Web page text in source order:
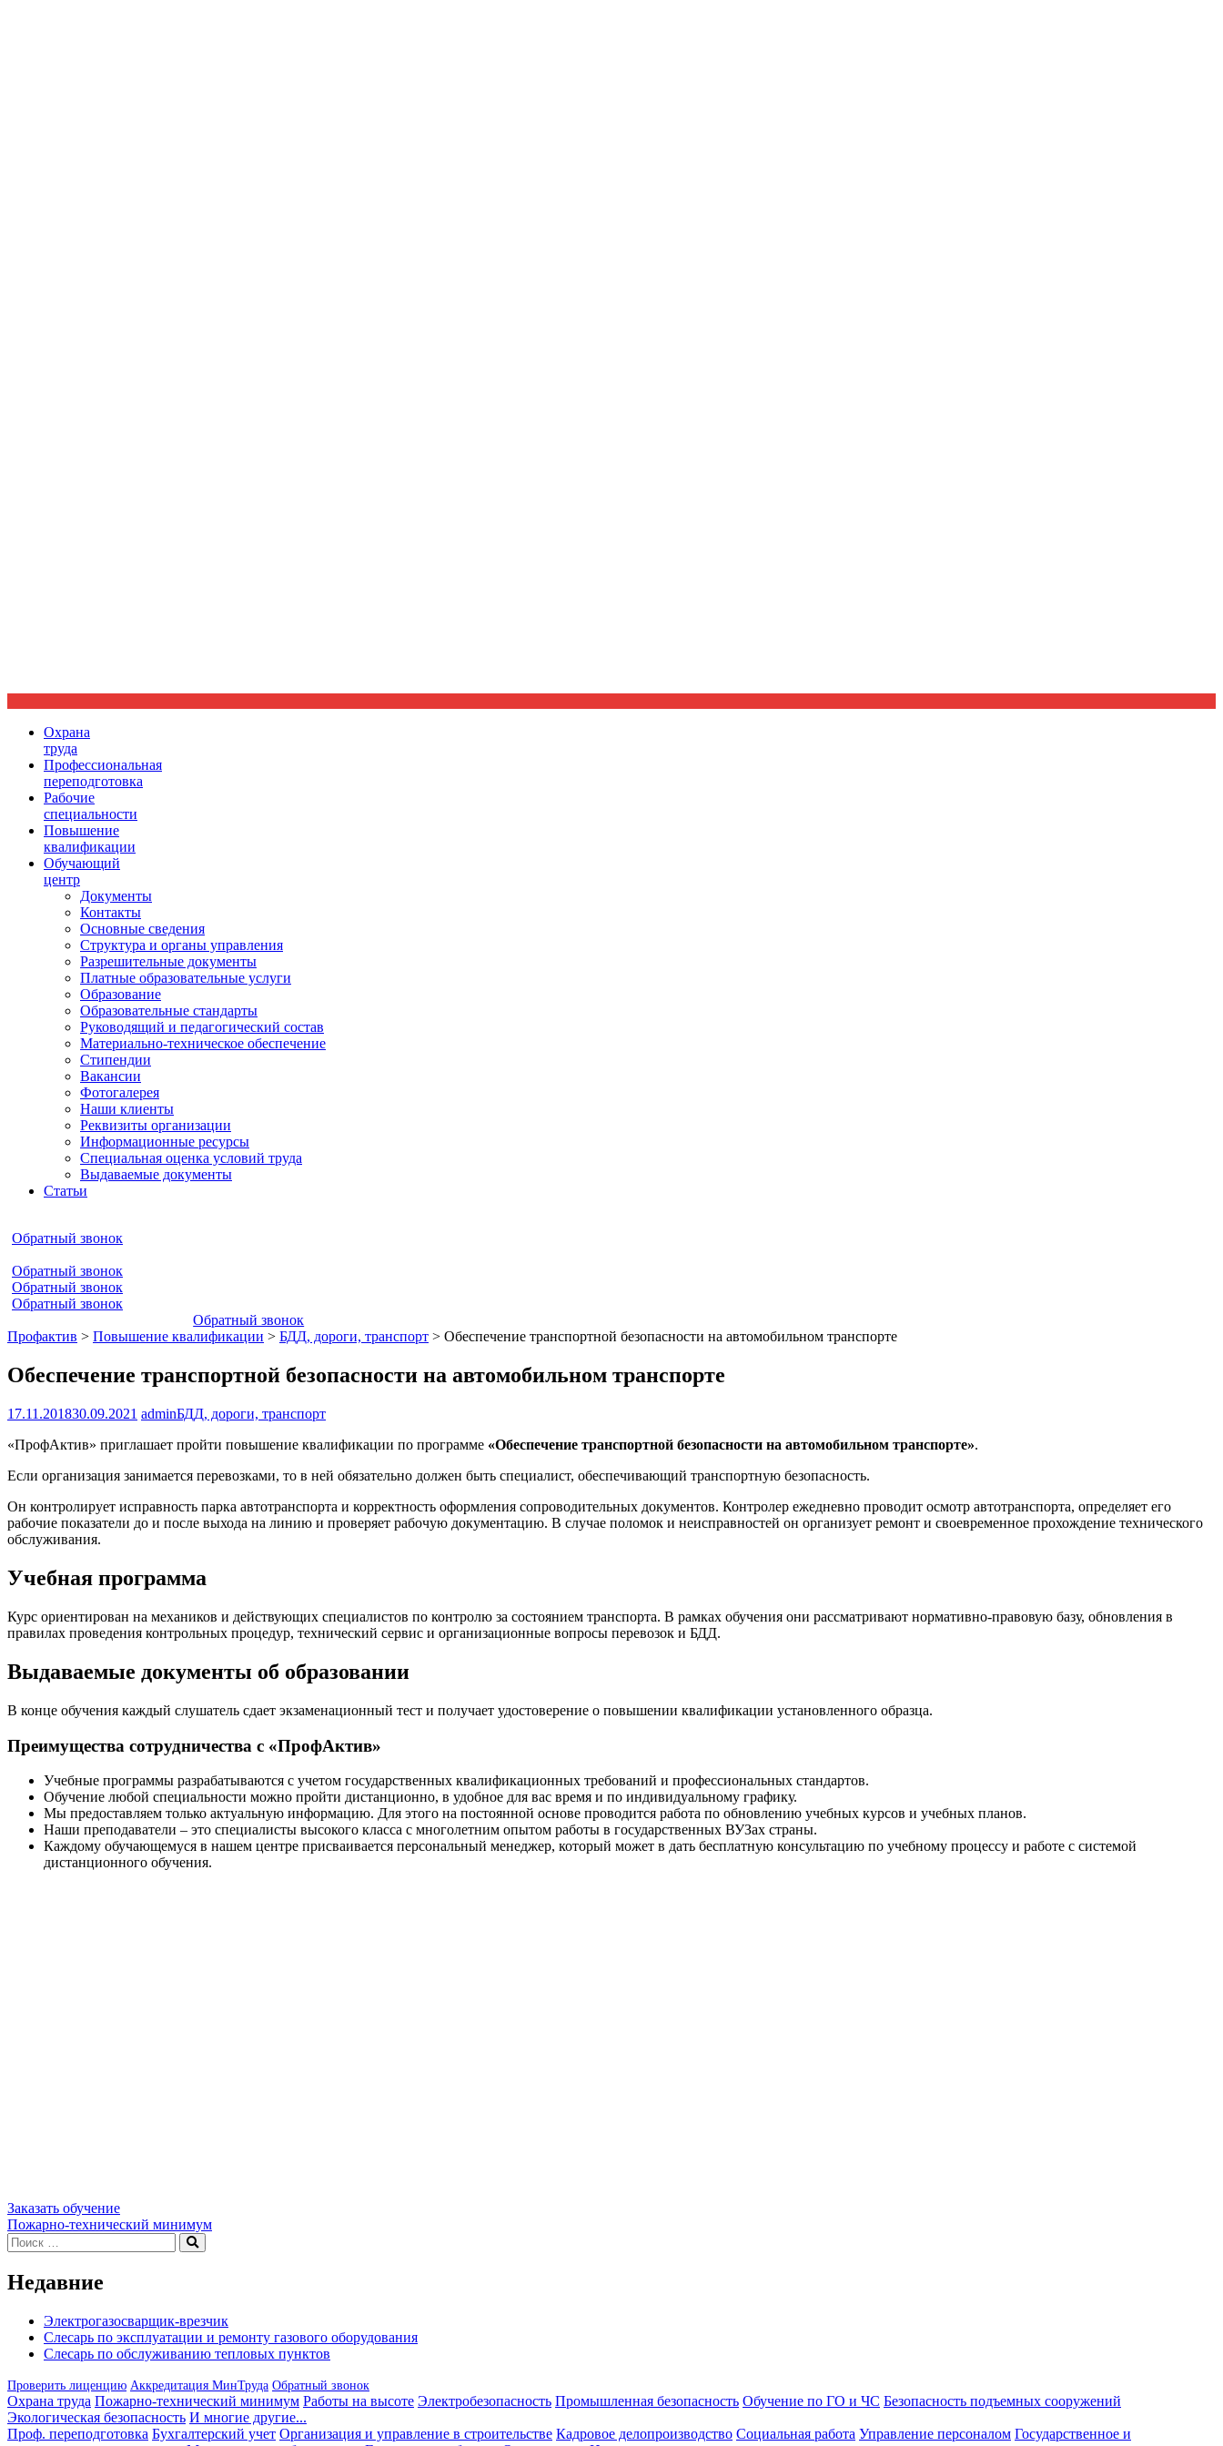
Ориентир охраны труда
Охрана
труда
Профессиональная
переподготовка
Рабочие
специальности
Повышение
квалификации
Обучающий
центр
Документы
Контакты
Основные сведения
Структура и органы управления
Разрешительные документы
Платные образовательные услуги
Образование
Образовательные стандарты
Руководящий и педагогический состав
Материально-техническое обеспечение
Стипендии
Вакансии
Фотогалерея
Наши клиенты
Реквизиты организации
Информационные ресурсы
Специальная оценка условий труда
Выдаваемые документы
Статьи
Обратный звонок
Обратный звонок
Обратный звонок
Обратный звонок
Обратный звонок
Профактив > Повышение квалификации > БДД, дороги, транспорт > Обеспечение транспортной безопасности на автомобильном транспорте
Обеспечение транспортной безопасности на автомобильном транспорте
17.11.201830.09.2021 adminБДД, дороги, транспорт
«ПрофАктив» приглашает пройти повышение квалификации по программе «Обеспечение транспортной безопасности на автомобильном транспорте».
Если организация занимается перевозками, то в ней обязательно должен быть специалист, обеспечивающий транспортную безопасность.
Он контролирует исправность парка автотранспорта и корректность оформления сопроводительных документов. Контролер ежедневно проводит осмотр автотранспорта, определяет его
рабочие показатели до и после выхода на линию и проверяет рабочую документацию. В случае поломок и неисправностей он организует ремонт и своевременное прохождение технического
обслуживания.
Учебная программа
Курс ориентирован на механиков и действующих специалистов по контролю за состоянием транспорта. В рамках обучения они рассматривают нормативно-правовую базу, обновления в
правилах проведения контрольных процедур, технический сервис и организационные вопросы перевозок и БДД.
Выдаваемые документы об образовании
В конце обучения каждый слушатель сдает экзаменационный тест и получает удостоверение о повышении квалификации установленного образца.
Преимущества сотрудничества с «ПрофАктив»
Учебные программы разрабатываются с учетом государственных квалификационных требований и профессиональных стандартов.
Обучение любой специальности можно пройти дистанционно, в удобное для вас время и по индивидуальному графику.
Мы предоставляем только актуальную информацию. Для этого на постоянной основе проводится работа по обновлению учебных курсов и учебных планов.
Наши преподаватели – это специалисты высокого класса с многолетним опытом работы в государственных ВУЗах страны.
Каждому обучающемуся в нашем центре присваивается персональный менеджер, который может в дать бесплатную консультацию по учебному процессу и работе с системой
дистанционного обучения.
Заказать обучение
Навигация
по
записям
Пожарно-технический минимум
Искать:
Поиск
Недавние
Электрогазосварщик-врезчик
Слесарь по эксплуатации и ремонту газового оборудования
Слесарь по обслуживанию тепловых пунктов
Проверить лиценцию Аккредитация МинТруда Обратный звонок
Охрана труда Пожарно-технический минимум Работы на высоте Электробезопасность Промышленная безопасность Обучение по ГО и ЧС Безопасность подъемных сооружений
Экологическая безопасность И многие другие...
Проф. переподготовка Бухгалтерский учет Организация и управление в строительстве Кадровое делопроизводство Социальная работа Управление персоналом Государственное и